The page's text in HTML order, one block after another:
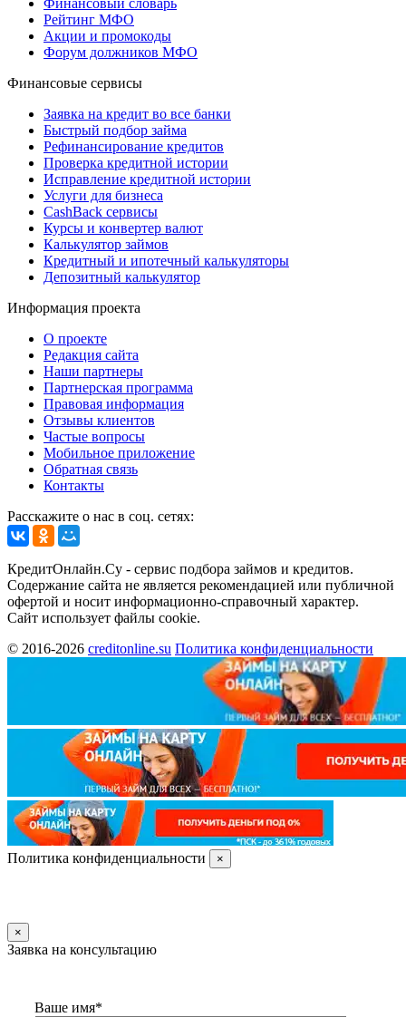
Финансовый словарь
Рейтинг МФО
Акции и промокоды
Форум должников МФО
Финансовые сервисы
Заявка на кредит во все банки
Быстрый подбор займа
Рефинансирование кредитов
Проверка кредитной истории
Исправление кредитной истории
Услуги для бизнеса
CashBack сервисы
Курсы и конвертер валют
Калькулятор займов
Кредитный и ипотечный калькуляторы
Депозитный калькулятор
Информация проекта
О проекте
Редакция сайта
Наши партнеры
Партнерская программа
Правовая информация
Отзывы клиентов
Частые вопросы
Мобильное приложение
Обратная связь
Контакты
Расскажите о нас в соц. сетях:
КредитОнлайн.Су - сервис подбора займов и кредитов.
Содержание сайта не является рекомендацией или публичной
офертой и носит информационно-справочный характер.
Сайт использует файлы cookie.
© 2016-2026 creditonline.su Политика конфиденциальности
Политика конфиденциальности ×
×
Заявка на консультацию
Ваше имя*